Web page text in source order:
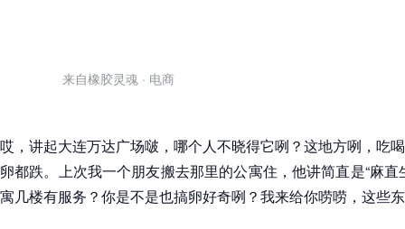
来自橡胶灵魂 · 电商
哎，讲起大连万达广场啵，哪个人不晓得它咧？这地方咧，吃
卵都跌。上次我一个朋友搬去那里的公寓住，他讲简直是“麻
寓几楼有服务？你是不是也搞卵好奇咧？我来给你唠唠，这些